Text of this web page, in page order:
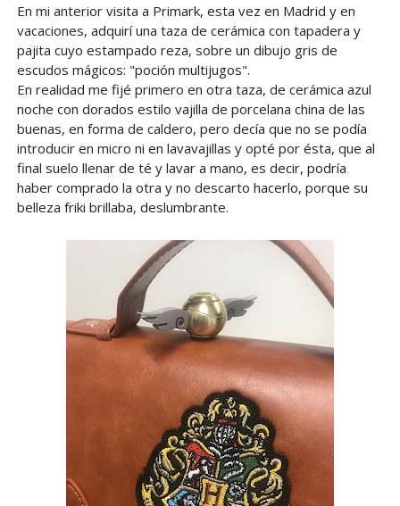
En mi anterior visita a Primark, esta vez en Madrid y en
vacaciones, adquirí una taza de cerámica con tapadera y
pajita cuyo estampado reza, sobre un dibujo gris de
escudos mágicos: "poción multijugos".
En realidad me fijé primero en otra taza, de cerámica azul
noche con dorados estilo vajilla de porcelana china de las
buenas, en forma de caldero, pero decía que no se podía
introducir en micro ni en lavavajillas y opté por ésta, que al
final suelo llenar de té y lavar a mano, es decir, podría
haber comprado la otra y no descarto hacerlo, porque su
belleza friki brillaba, deslumbrante.